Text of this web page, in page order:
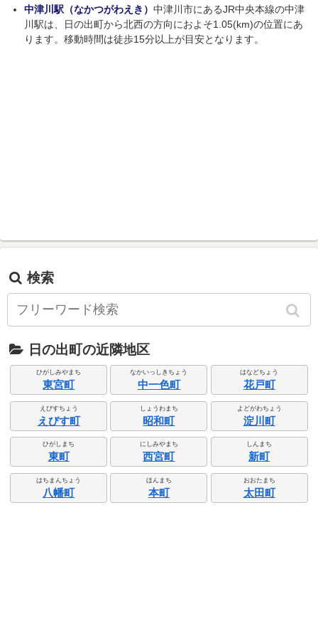
中津川駅（なかつがわえき） 中津川市にあるJR中央本線の中津
川駅は、日の出町から北西の方向におよそ1.05(km)の位置にあ
ります。移動時間は徒歩15分以上が目安となります。
検索
日の出町の近隣地区
ひがしみやまち
東宮町
なかいっしきちょう
中一色町
はなどちょう
花戸町
えびすちょう
えびす町
しょうわまち
昭和町
よどがわちょう
淀川町
ひがしまち
東町
にしみやまち
西宮町
しんまち
新町
はちまんちょう
八幡町
ほんまち
本町
おおたまち
太田町